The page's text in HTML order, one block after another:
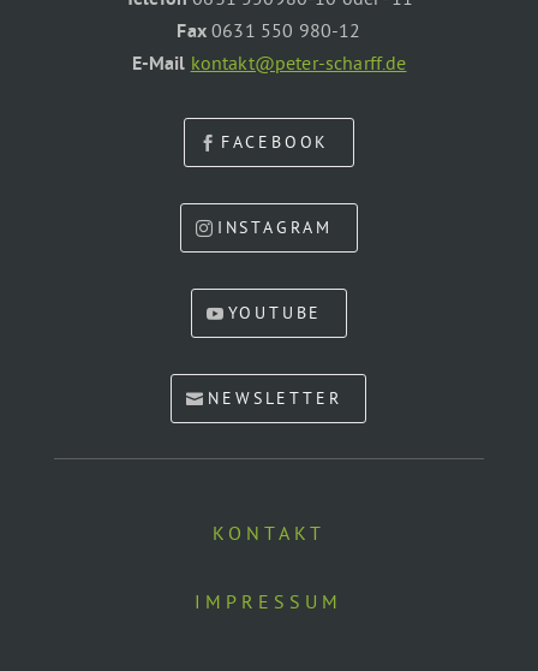
Fax0631 550 980-12
E-Mail kontakt@peter-scharff.de
FACEBOOK
INSTAGRAM
YOUTUBE
NEWSLETTER
KONTAKT
IMPRESSUM